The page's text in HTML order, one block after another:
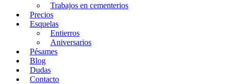
Trabajos en cementerios
Precios
Esquelas
Entierros
Aniversarios
Pésames
Blog
Dudas
Contacto